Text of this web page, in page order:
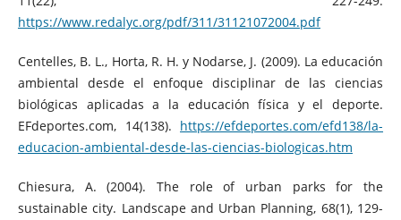
https://www.redalyc.org/pdf/311/31121072004.pdf
Centelles, B. L., Horta, R. H. y Nodarse, J. (2009). La educación
ambiental desde el enfoque disciplinar de las ciencias
biológicas aplicadas a la educación física y el deporte.
EFdeportes.com, 14(138). https://efdeportes.com/efd138/la-
educacion-ambiental-desde-las-ciencias-biologicas.htm
Chiesura, A. (2004). The role of urban parks for the
sustainable city. Landscape and Urban Planning, 68(1), 129-